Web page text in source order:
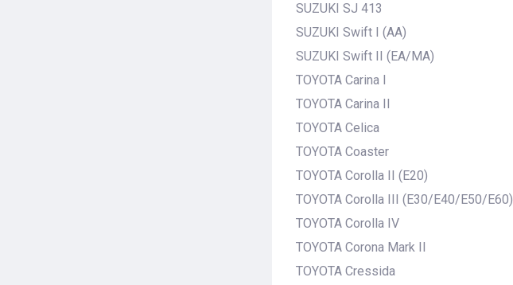
SUZUKI SJ 413
SUZUKI Swift I (AA)
SUZUKI Swift II (EA/MA)
TOYOTA Carina I
TOYOTA Carina II
TOYOTA Celica
TOYOTA Coaster
TOYOTA Corolla II (E20)
TOYOTA Corolla III (E30/E40/E50/E60)
TOYOTA Corolla IV
TOYOTA Corona Mark II
TOYOTA Cressida